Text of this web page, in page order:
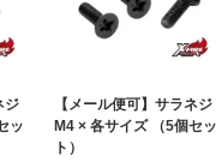
ジ
ッ
【メール便可】サラネジ
M4 × 各サイズ （5個セッ
ト）